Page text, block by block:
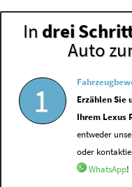
In drei
Auto
1
Erzählen Sie
Ihrem Lexus
entweder
oder
WhatsApp!